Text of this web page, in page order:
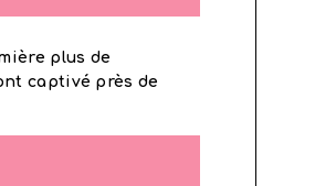
plus de
captivé près de